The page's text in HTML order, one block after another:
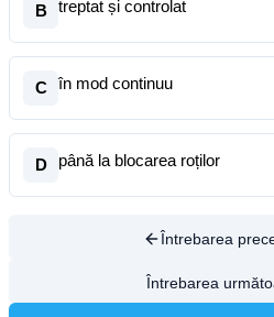
B treptat și controlat
C în mod continuu
D până la blocarea roților
Întrebarea
Întrebarea